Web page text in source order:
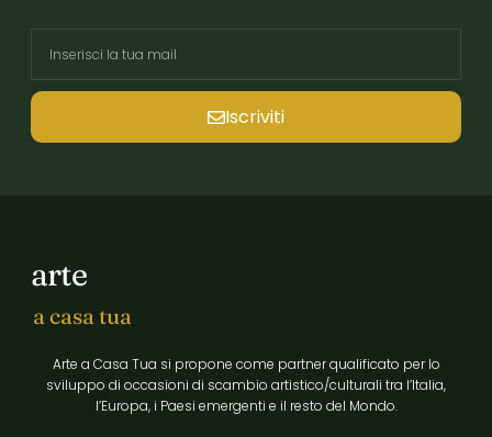
Iscriviti
arte
a casa tua
Arte a Casa Tua si propone come partner qualificato per lo
sviluppo di occasioni di scambio artistico/culturali tra l’Italia,
l’Europa, i Paesi emergenti e il resto del Mondo.